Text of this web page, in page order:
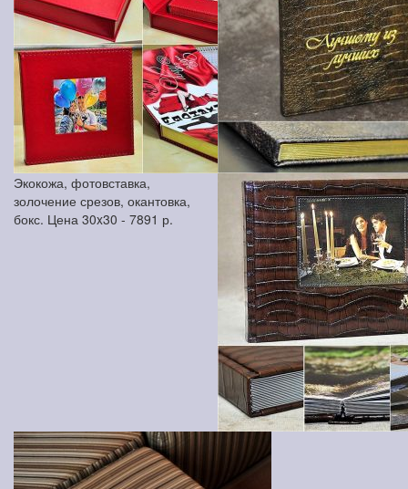
Экокожа, фотовставка,
золочение срезов, окантовка,
бокс. Цена 30x30 - 7891 р.